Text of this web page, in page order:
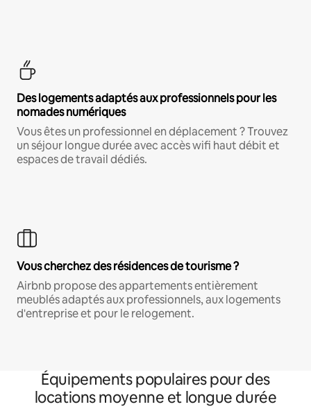
Des logements adaptés aux professionnels pour les
nomades numériques
Vous êtes un professionnel en déplacement ? Trouvez
un séjour longue durée avec accès wifi haut débit et
espaces de travail dédiés.
Vous cherchez des résidences de tourisme ?
Airbnb propose des appartements entièrement
meublés adaptés aux professionnels, aux logements
d'entreprise et pour le relogement.
Équipements populaires pour des
locations moyenne et longue durée